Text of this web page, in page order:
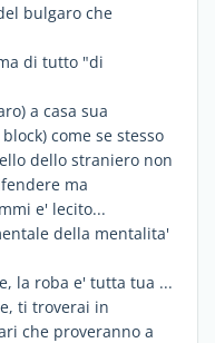
bulgaro che
di tutto "di
a casa sua
come se stesso
dello straniero non
ma
e' lecito...
della mentalita'
la roba e' tutta tua ...
ti troverai in
che proveranno a